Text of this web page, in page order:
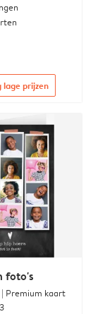
lage prijzen
foto's
Premium kaart